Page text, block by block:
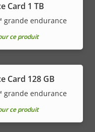
Card 1 TB
grande endurance
ce produit
Card 128 GB
grande endurance
ce produit